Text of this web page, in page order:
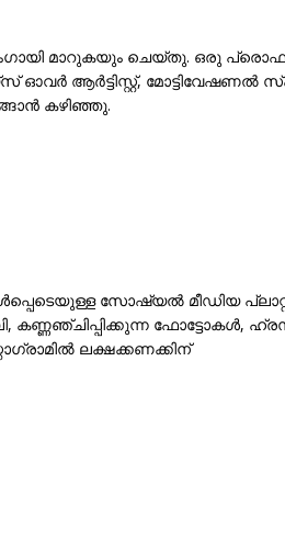
മാറുകയും ചെയ്തു. ഒരു
ആർട്ടിസ്റ്റ്, മോട്ടിവേഷണൽ
കഴിഞ്ഞു.
സോഷ്യൽ മീഡിയ
കണ്ണഞ്ചിപ്പിക്കുന്ന ഫോട്ടോകൾ,
ലക്ഷക്കണക്കിന്